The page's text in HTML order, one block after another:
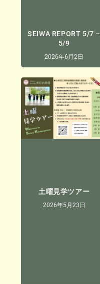
SEIWA REPORT 5/7 –
5/9
2026年6月2日
土曜見学ツアー
2026年5月23日